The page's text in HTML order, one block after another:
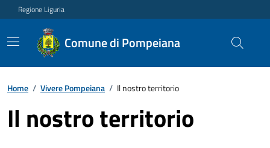
Regione Liguria
Comune di Pompeiana
Home / Vivere Pompeiana / Il nostro territorio
Il nostro territorio